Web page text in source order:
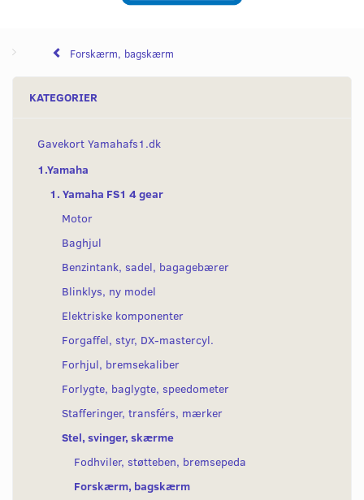
Forskærm, bagskærm
KATEGORIER
Gavekort Yamahafs1.dk
1.Yamaha
1. Yamaha FS1 4 gear
Motor
Baghjul
Benzintank, sadel, bagagebærer
Blinklys, ny model
Elektriske komponenter
Forgaffel, styr, DX-mastercyl.
Forhjul, bremsekaliber
Forlygte, baglygte, speedometer
Stafferinger, transférs, mærker
Stel, svinger, skærme
Fodhviler, støtteben, bremsepeda
Forskærm, bagskærm